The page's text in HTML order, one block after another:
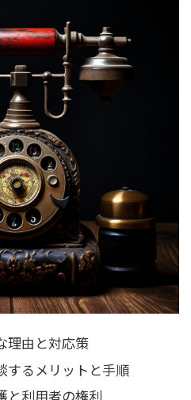
理由と対応策
するメリットと手順
と利用者の権利